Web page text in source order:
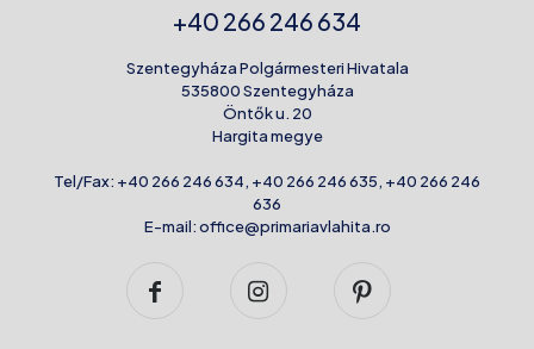
+40 266 246 634
Szentegyháza Polgármesteri Hivatala
535800 Szentegyháza
Öntők u. 20
Hargita megye
Tel/Fax: +40 266 246 634, +40 266 246 635, +40 266 246
636
E-mail:office@primariavlahita.ro